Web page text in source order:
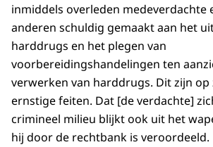
inmiddels overleden medeverdachte
anderen schuldig gemaakt aan het
harddrugs en het plegen van
voorbereidingshandelingen ten
verwerken van harddrugs. Dit zijn op
ernstige feiten. Dat [de verdachte]
crimineel milieu blijkt ook uit het
hij door de rechtbank is veroordeeld.